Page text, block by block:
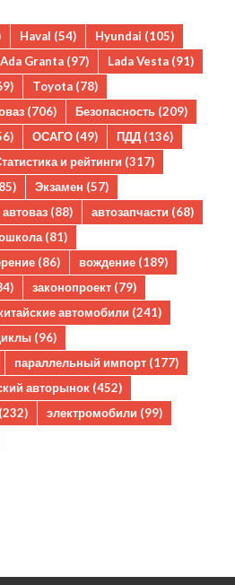
Haval (54) Hyundai (105)
Granta (97) Lada Vesta (91)
Toyota (78)
(706) Безопасность (209)
ОСАГО (49) ПДД (136)
и рейтинги (317)
Экзамен (57)
автоваз (88) автозапчасти (68)
(81)
(86) вождение (189)
законопроект (79)
автомобили (241)
(96)
параллельный импорт (177)
авторынок (452)
(232) электромобили (99)